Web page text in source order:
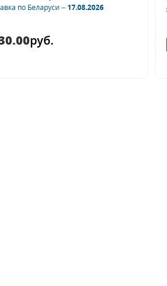
по Беларуси –17.08.2026
руб.